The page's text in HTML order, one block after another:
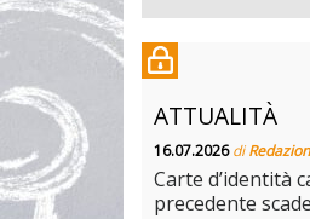
ATTUALITÀ
16.07.2026di
Carte d’identità
precedente